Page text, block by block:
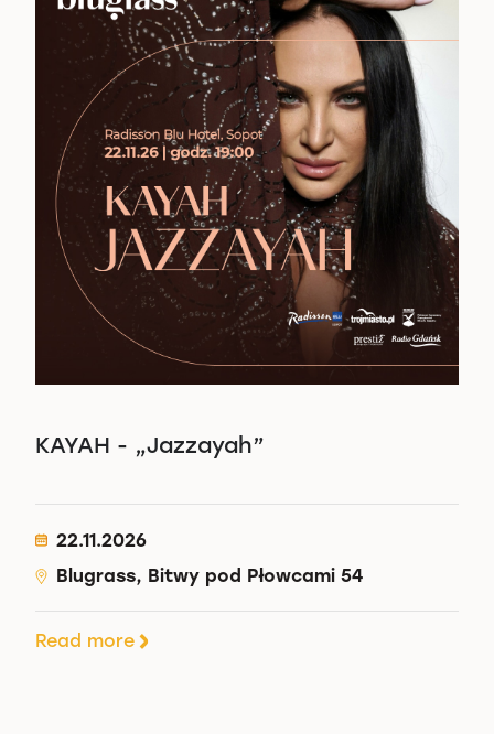
KAYAH - „Jazzayah”
22.11.2026
Blugrass, Bitwy pod Płowcami 54
Read more